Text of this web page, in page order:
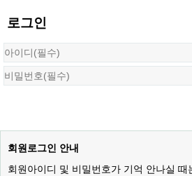
로그인
회원로그인 안내
회원아이디 및 비밀번호가 기억 안나실